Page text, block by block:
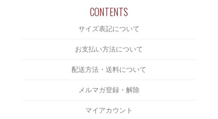
Eanbe
EVILACT
EXODUS
CAP/HAT
SHOES
ACCESSORIES
BAG
￥5,000～￥6,000
￥6,000～￥7,000
￥7,000～￥8,000
￥9,000～￥10,000
￥10,000～￥15,000
￥15,000～￥20,000
CONTENTS
サイズ表記について
お支払い方法について
配送方法・送料について
メルマガ登録・解除
マイアカウント